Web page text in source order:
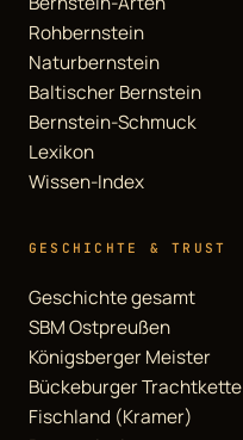
Rohbernstein
Naturbernstein
Baltischer Bernstein
Bernstein-Schmuck
Lexikon
Wissen-Index
GESCHICHTE & TRUST
Geschichte gesamt
SBM Ostpreußen
Königsberger Meister
Bückeburger Trachtkette
Fischland (Kramer)